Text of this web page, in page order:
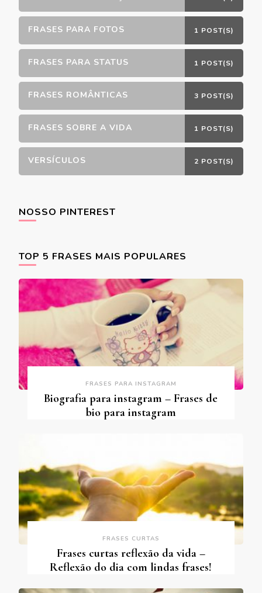
FRASES PARA FOTOS 1 POST(S)
FRASES PARA STATUS 1 POST(S)
FRASES ROMÂNTICAS 3 POST(S)
FRASES SOBRE A VIDA 1 POST(S)
VERSÍCULOS 2 POST(S)
NOSSO PINTEREST
TOP 5 FRASES MAIS POPULARES
FRASES PARA INSTAGRAM
Biografia para instagram – Frases de
bio para instagram
FRASES CURTAS
Frases curtas reflexão da vida –
Reflexão do dia com lindas frases!